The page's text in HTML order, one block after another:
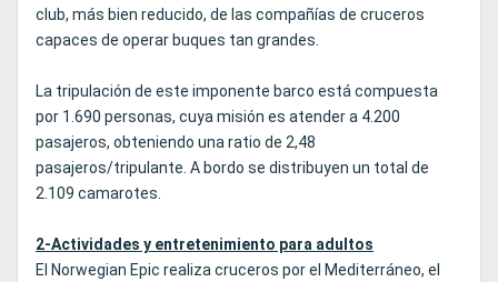
club, más bien reducido, de las compañías de cruceros
capaces de operar buques tan grandes.
La tripulación de este imponente barco está compuesta
por 1.690 personas, cuya misión es atender a 4.200
pasajeros, obteniendo una ratio de 2,48
pasajeros/tripulante. A bordo se distribuyen un total de
2.109 camarotes.
2-Actividades y entretenimiento para adultos
El Norwegian Epic realiza cruceros por el Mediterráneo, el